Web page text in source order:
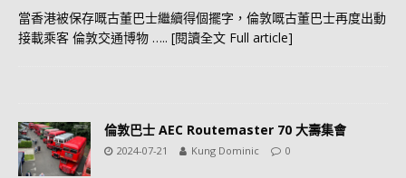
當香港被保存嘅古董巴士繼續得個擺字，倫敦嘅古董巴士再度出動
接載乘客 倫敦交通博物 ….. [閱讀全文 Full article]
倫敦巴士 AEC Routemaster 70 大壽集會
2024-07-21 Kung Dominic 0